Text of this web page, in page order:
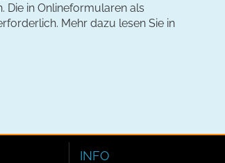
Die in Onlineformularen als
Mehr dazu lesen Sie in
INFO